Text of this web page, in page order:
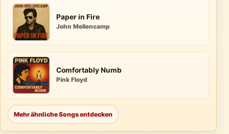
Paper in Fire
John Mellencamp
Comfortably Numb
Pink Floyd
Mehr ähnliche Songs entdecken